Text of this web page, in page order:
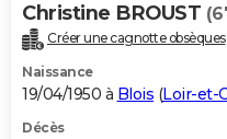
Christine BROUST
Créer une cagnotte obsèques
Naissance
19/04/1950 à Blois (Loir-et-
Décès